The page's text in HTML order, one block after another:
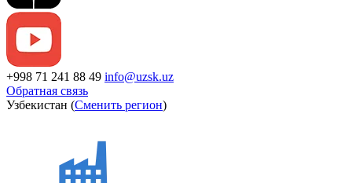
+998 71 241 88 49 info@uzsk.uz
Обратная связь
Узбекистан (Сменить регион)